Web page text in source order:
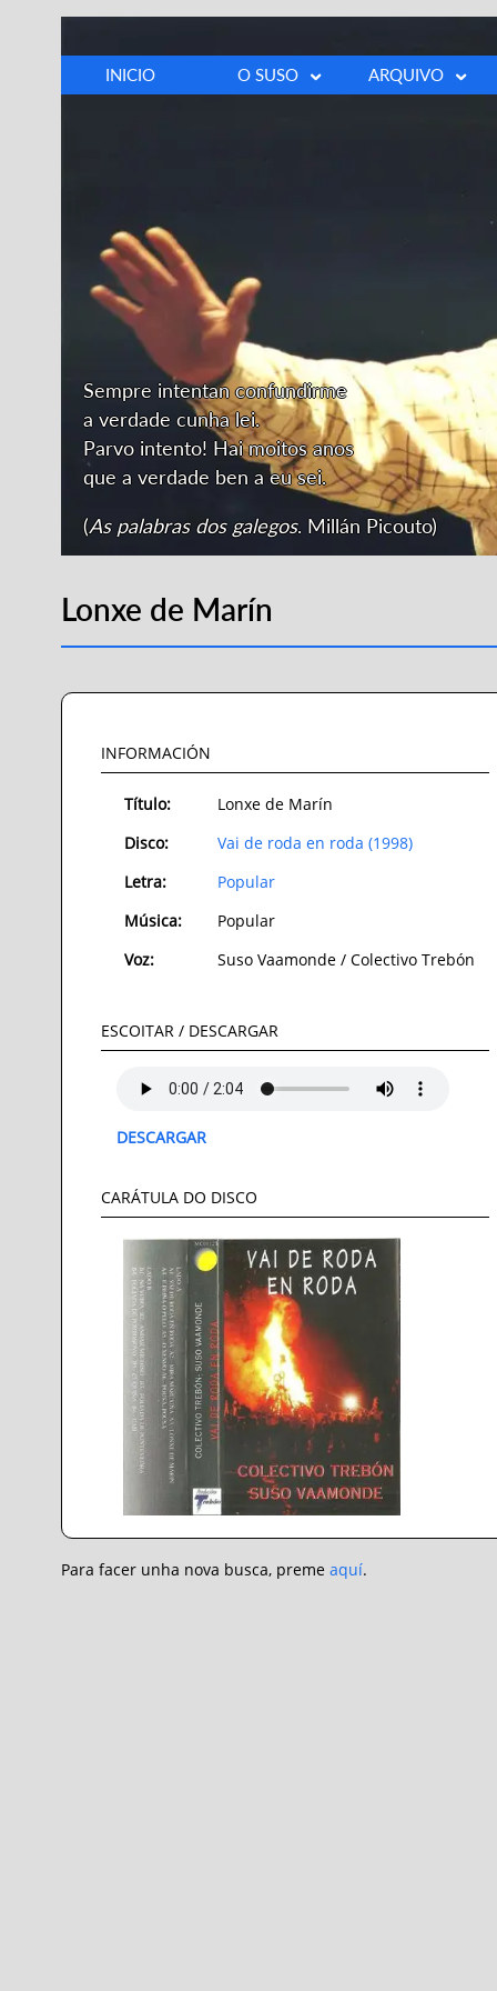
INICIO
O SUSO
ARQUIVO
Sempre intentan confundirme
a verdade cunha lei.
Parvo intento! Hai moitos anos
que a verdade ben a eu sei.
(As palabras dos galegos. Millán Picouto)
Lonxe de Marín
INFORMACIÓN
Título:
Lonxe de Marín
Disco:
Vai de roda en roda (1998)
Letra:
Popular
Música:
Popular
Voz:
Suso Vaamonde / Colectivo Trebón
ESCOITAR / DESCARGAR
DESCARGAR
CARÁTULA DO DISCO
Para facer unha nova busca, preme aquí.